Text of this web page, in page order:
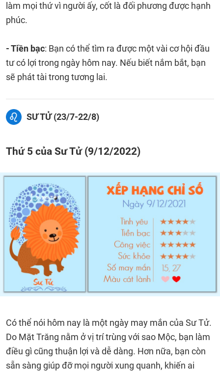
làm mọi thứ vì người ấy, cốt là đối phương được hạnh
phúc.
- Tiền bạc: Bạn có thể tìm ra được một vài cơ hội đầu
tư có lợi trong ngày hôm nay. Nếu biết nắm bắt, bạn
sẽ phát tài trong tương lai.
SƯ TỬ (23/7-22/8)
Thứ 5 của Sư Tử (9/12/2022)
Có thể nói hôm nay là một ngày may mắn của Sư Tử.
Do Mặt Trăng nằm ở vị trí trùng với sao Mộc, bạn làm
điều gì cũng thuận lợi và dễ dàng. Hơn nữa, bạn còn
sẵn sàng giúp đỡ mọi người xung quanh, khiến ai